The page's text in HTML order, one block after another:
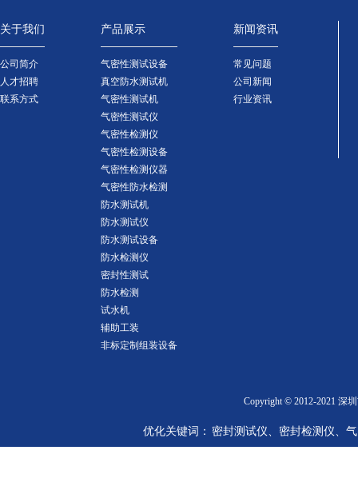
关于我们
公司简介
人才招聘
联系方式
产品展示
气密性测试设备
真空防水测试机
气密性测试机
气密性测试仪
气密性检测仪
气密性检测设备
气密性检测仪器
气密性防水检测
防水测试机
防水测试仪
防水测试设备
防水检测仪
密封性测试
防水检测
试水机
辅助工装
非标定制组装设备
新闻资讯
常见问题
公司新闻
行业资讯
Copyright © 2012-2021 深
优化关键词： 密封测试仪、密封检测仪、